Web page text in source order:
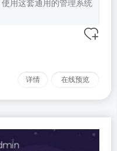
用这套通用的管理系统
详情 在线预览